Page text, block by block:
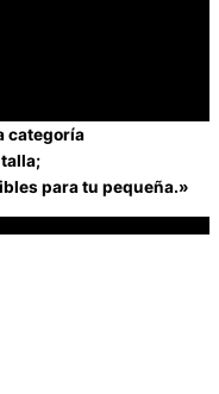
categoría
talla;
para tu pequeña.»